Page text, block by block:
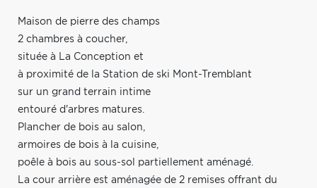
Maison de pierre des champs
2 chambres à coucher,
située à La Conception et
à proximité de la Station de ski Mont-Tremblant
sur un grand terrain intime
entouré d'arbres matures.
Plancher de bois au salon,
armoires de bois à la cuisine,
poêle à bois au sous-sol partiellement aménagé.
La cour arrière est aménagée de 2 remises offrant du